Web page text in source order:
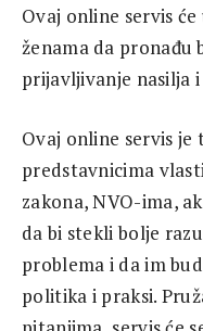
Ovaj online servis
ženama da pronađu
prijavljivanje nasilja
Ovaj online servis je
predstavnicima
zakona, NVO-ima,
da bi stekli bolje
problema i da im
politika i praksi.